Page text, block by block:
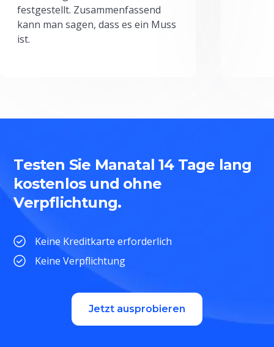
festgestellt. Zusammenfassend
kann man sagen, dass es ein Muss
ist.
Testen Sie Manatal 14 Tage lang
kostenlos und ohne
Verpflichtung.
Keine Kreditkarte erforderlich
Keine Verpflichtung
Jetzt ausprobieren